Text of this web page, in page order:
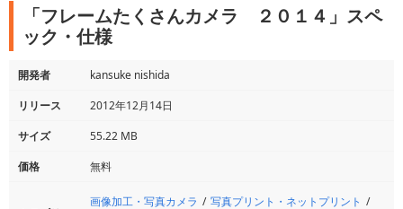
「フレームたくさんカメラ ２０１４」スペ
ック・仕様
開発者
kansuke nishida
リリース
2012年12月14日
サイズ
55.22 MB
価格
無料
画像加工・写真カメラ
写真プリント・ネットプリント